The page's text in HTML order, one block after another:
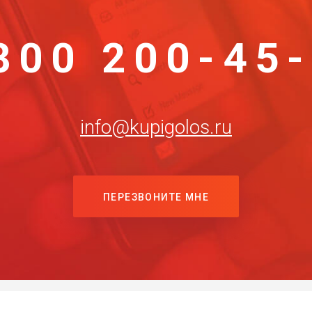
200-
info@kupigolos.ru
ПЕРЕЗВОНИТЕ МНЕ